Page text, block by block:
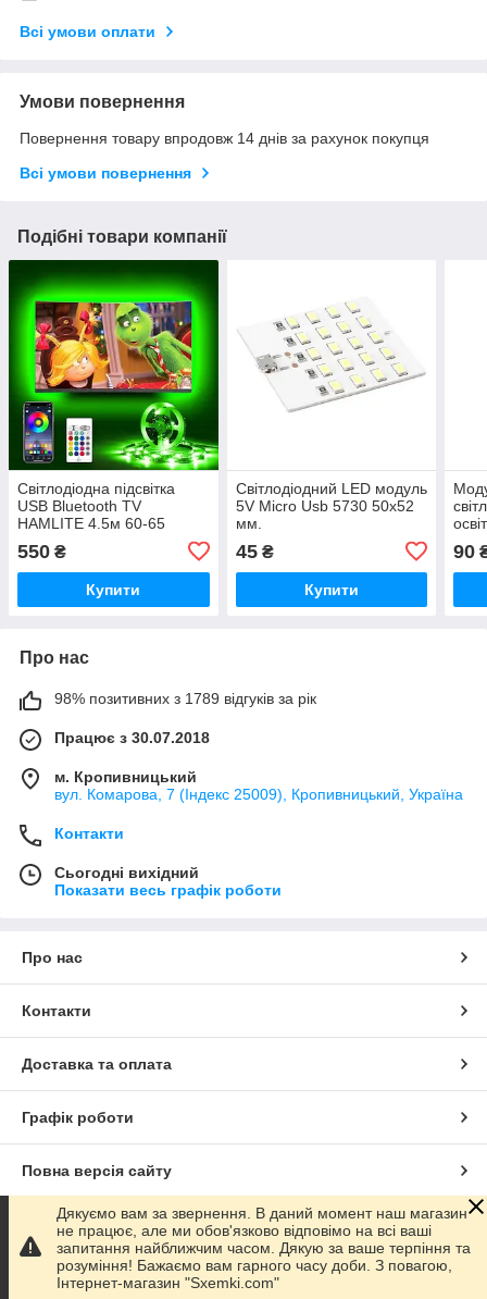
Всі умови оплати
Умови повернення
Повернення товару впродовж 14 днів за рахунок покупця
Всі умови повернення
Подібні товари компанії
Світлодіодна підсвітка
USB Bluetooth TV
HAMLITE 4.5м 60-65
550 ₴
Купити
Світлодіодний LED модуль
5V Micro Usb 5730 50x52
мм.
45₴
Купити
LED
90
Про нас
98% позитивних з 1789 відгуків за рік
Працює з 30.07.2018
м. Кропивницький
вул. Комарова, 7 (Індекс 25009), Кропивницький, Україна
Контакти
Сьогодні вихідний
Показати весь графік роботи
Про нас
Контакти
Доставка та оплата
Графік роботи
Повна версія сайту
Сайт створено на маркетплейсі Prom.ua
Політика конфіденційності
Дякуємо вам за звернення. В даний момент наш магазин
не працює, але ми обов'язково відповімо на всі ваші
запитання найближчим часом. Дякую за ваше терпіння та
розуміння! Бажаємо вам гарного часу доби. З повагою,
Інтернет-магазин "Sxemki.com"